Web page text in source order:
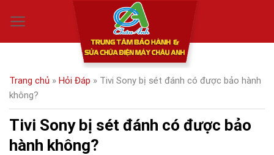
Trang chủ » Hỏi Đáp » Tivi Sony bị sét đánh có được bảo hành
không?
Tivi Sony bị sét đánh có được bảo
hành không?